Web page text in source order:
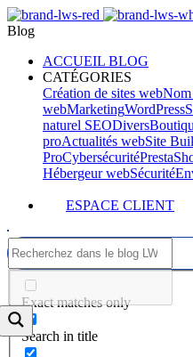
Blog
ACCUEIL BLOG
CATÉGORIES
Création de sites webNom
webMarketingWordPress
naturel SEODivers
proActualités webSite
ProCybersécurité
Hébergeur webSécurité
ESPACE CLIENT
Exact matches only
Search in title